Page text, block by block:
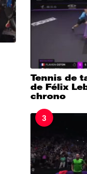
Tennis de
de Félix
chrono
3